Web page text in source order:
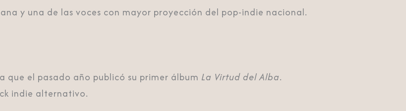
y una de las voces con mayor proyección del pop-indie nacional.
que el pasado año publicó su primer álbum La Virtud del Alba.
indie alternativo.